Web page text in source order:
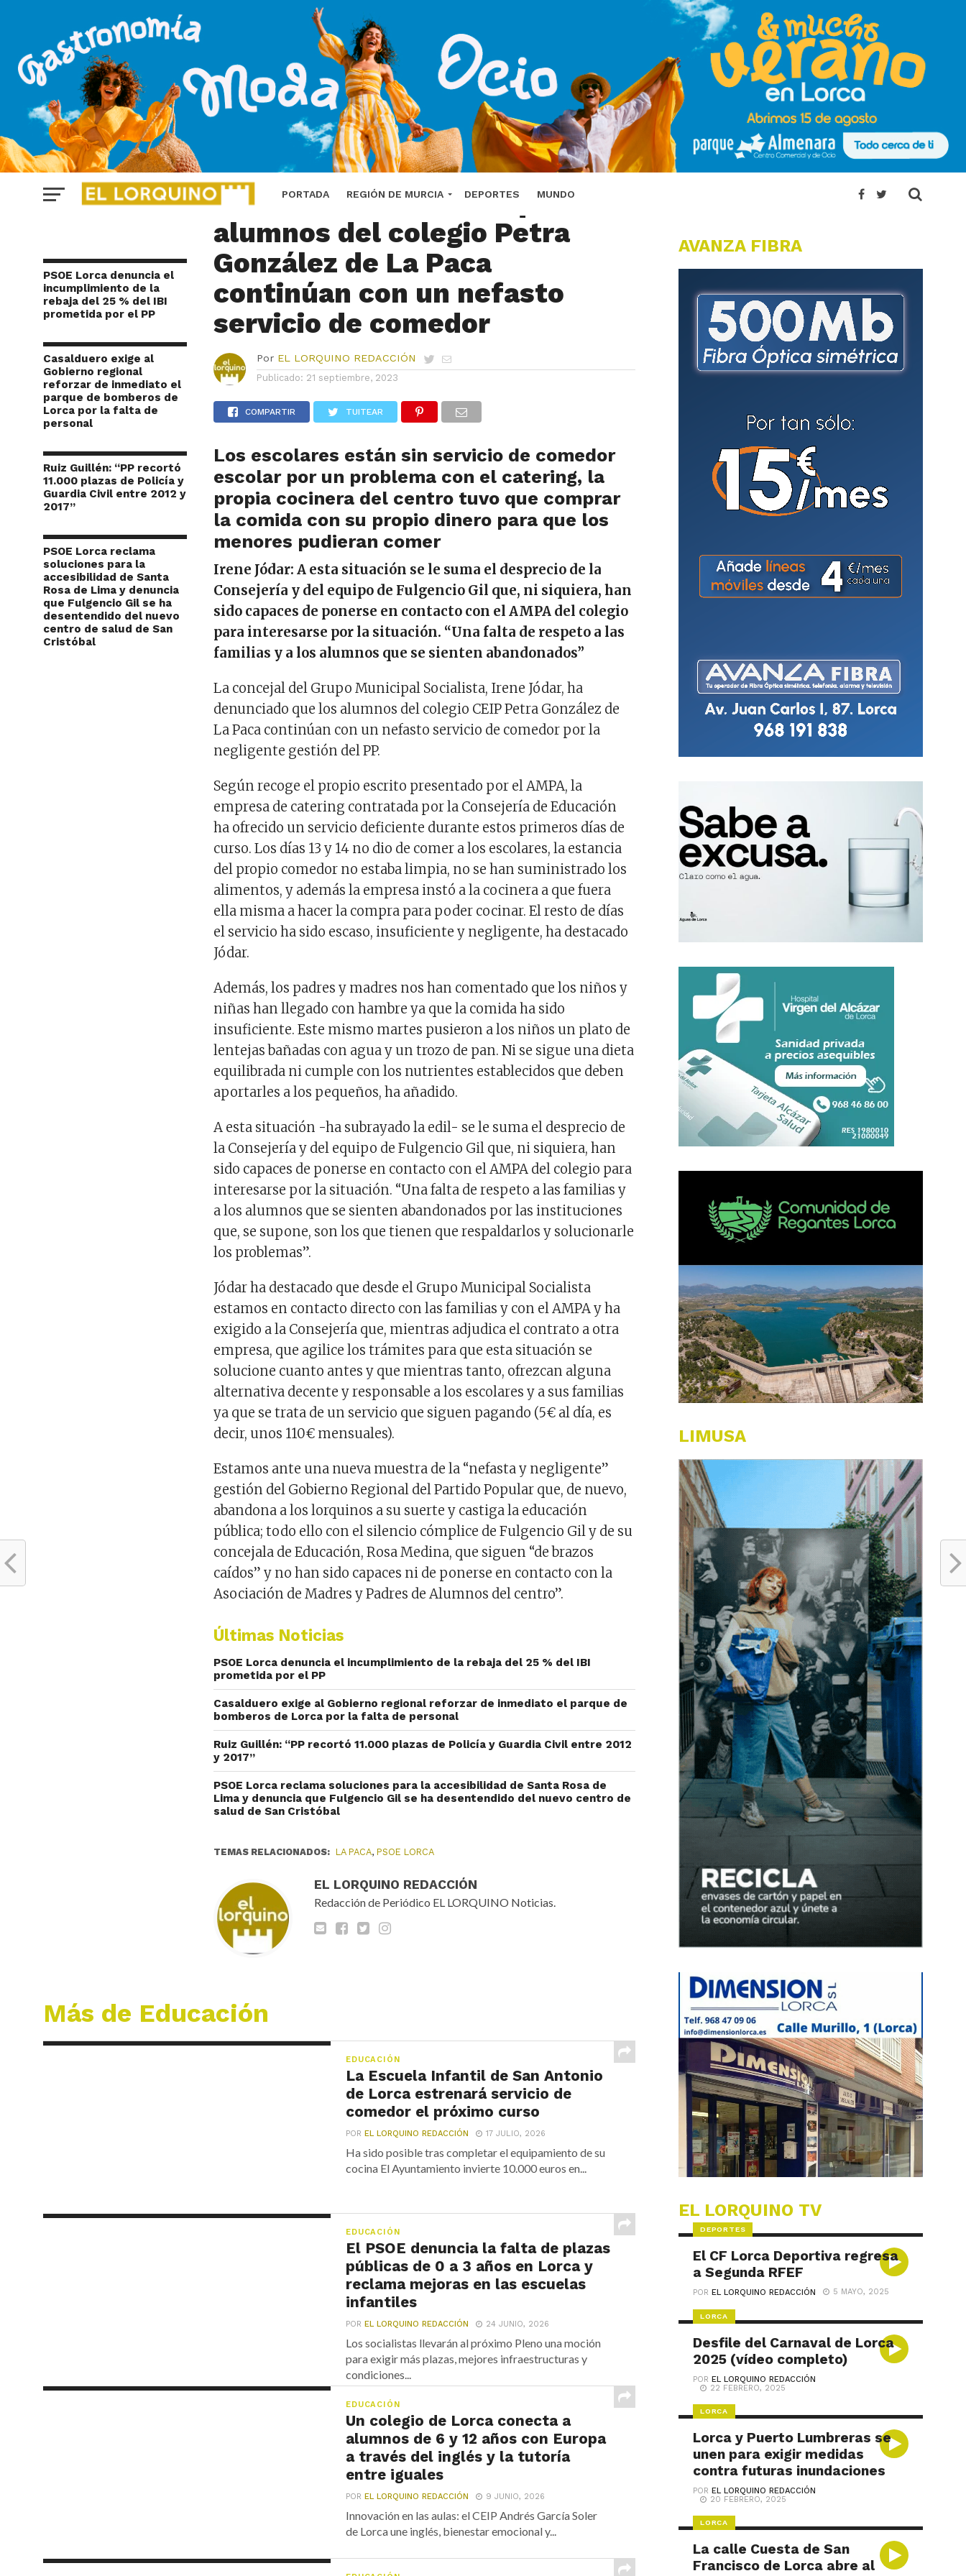
PORTADA REGIÓN DE MURCIA DEPORTES MUNDO
PSOE Lorca denuncia el
incumplimiento de la
rebaja del 25 % del IBI
prometida por el PP
Casalduero exige al
Gobierno regional
reforzar de inmediato el
parque de bomberos de
Lorca por la falta de
personal
Ruiz Guillén: “PP recortó
11.000 plazas de Policía y
Guardia Civil entre 2012 y
2017”
PSOE Lorca reclama
soluciones para la
accesibilidad de Santa
Rosa de Lima y denuncia
que Fulgencio Gil se ha
desentendido del nuevo
centro de salud de San
Cristóbal
EDUCACIÓN
PSOE Lorca denuncia que
alumnos del colegio Petra
González de La Paca
continúan con un nefasto
servicio de comedor
Por EL LORQUINO REDACCIÓN
Publicado: 21 septiembre, 2023
COMPARTIR TUITEAR
Los escolares están sin servicio de comedor
escolar por un problema con el catering, la
propia cocinera del centro tuvo que comprar
la comida con su propio dinero para que los
menores pudieran comer
Irene Jódar: A esta situación se le suma el desprecio de la
Consejería y del equipo de Fulgencio Gil que, ni siquiera, han
sido capaces de ponerse en contacto con el AMPA del colegio
para interesarse por la situación. “Una falta de respeto a las
familias y a los alumnos que se sienten abandonados”
La concejal del Grupo Municipal Socialista, Irene Jódar, ha
denunciado que los alumnos del colegio CEIP Petra González de
La Paca continúan con un nefasto servicio de comedor por la
negligente gestión del PP.
Según recoge el propio escrito presentado por el AMPA, la
empresa de catering contratada por la Consejería de Educación
ha ofrecido un servicio deficiente durante estos primeros días de
curso. Los días 13 y 14 no dio de comer a los escolares, la estancia
del propio comedor no estaba limpia, no se han suministrado los
alimentos, y además la empresa instó a la cocinera a que fuera
ella misma a hacer la compra para poder cocinar. El resto de días
el servicio ha sido escaso, insuficiente y negligente, ha destacado
Jódar.
Además, los padres y madres nos han comentado que los niños y
niñas han llegado con hambre ya que la comida ha sido
insuficiente. Este mismo martes pusieron a los niños un plato de
lentejas bañadas con agua y un trozo de pan. Ni se sigue una dieta
equilibrada ni cumple con los nutrientes establecidos que deben
aportarles a los pequeños, ha añadido.
A esta situación -ha subrayado la edil- se le suma el desprecio de
la Consejería y del equipo de Fulgencio Gil que, ni siquiera, han
sido capaces de ponerse en contacto con el AMPA del colegio para
interesarse por la situación. “Una falta de respeto a las familias y
a los alumnos que se sienten abandonados por las instituciones
que, se supone, son los que tienen que respaldarlos y solucionarle
los problemas”.
Jódar ha destacado que desde el Grupo Municipal Socialista
estamos en contacto directo con las familias y con el AMPA y ha
exigido a la Consejería que, mientras adjudica el contrato a otra
empresa, que agilice los trámites para que esta situación se
solucione cuanto antes y que mientras tanto, ofrezcan alguna
alternativa decente y responsable a los escolares y a sus familias
ya que se trata de un servicio que siguen pagando (5€ al día, es
decir, unos 110€ mensuales).
Estamos ante una nueva muestra de la “nefasta y negligente”
gestión del Gobierno Regional del Partido Popular que, de nuevo,
abandona a los lorquinos a su suerte y castiga la educación
pública; todo ello con el silencio cómplice de Fulgencio Gil y de su
concejala de Educación, Rosa Medina, que siguen “de brazos
caídos” y no han sido capaces ni de ponerse en contacto con la
Asociación de Madres y Padres de Alumnos del centro”.
Últimas Noticias
PSOE Lorca denuncia el incumplimiento de la rebaja del 25 % del IBI
prometida por el PP
Casalduero exige al Gobierno regional reforzar de inmediato el parque de
bomberos de Lorca por la falta de personal
Ruiz Guillén: “PP recortó 11.000 plazas de Policía y Guardia Civil entre 2012
y 2017”
PSOE Lorca reclama soluciones para la accesibilidad de Santa Rosa de
Lima y denuncia que Fulgencio Gil se ha desentendido del nuevo centro de
salud de San Cristóbal
TEMAS RELACIONADOS: LA PACA,PSOE LORCA
EL LORQUINO REDACCIÓN
Redacción de Periódico EL LORQUINO Noticias.
Más de Educación
EDUCACIÓN
La Escuela Infantil de San Antonio
de Lorca estrenará servicio de
comedor el próximo curso
POREL LORQUINO REDACCIÓN 17 JULIO, 2026
Ha sido posible tras completar el equipamiento de su
cocina El Ayuntamiento invierte 10.000 euros en...
EDUCACIÓN
El PSOE denuncia la falta de plazas
públicas de 0 a 3 años en Lorca y
reclama mejoras en las escuelas
infantiles
POREL LORQUINO REDACCIÓN 24 JUNIO, 2026
Los socialistas llevarán al próximo Pleno una moción
para exigir más plazas, mejores infraestructuras y
condiciones...
EDUCACIÓN
Un colegio de Lorca conecta a
alumnos de 6 y 12 años con Europa
a través del inglés y la tutoría
entre iguales
POREL LORQUINO REDACCIÓN 9 JUNIO, 2026
Innovación en las aulas: el CEIP Andrés García Soler
de Lorca une inglés, bienestar emocional y...
AVANZA FIBRA
LIMUSA
EL LORQUINO TV
DEPORTES
El CF Lorca Deportiva regresa
a Segunda RFEF
POREL LORQUINO REDACCIÓN 5 MAYO, 2025
LORCA
Desfile del Carnaval de Lorca
2025 (vídeo completo)
POREL LORQUINO REDACCIÓN
22 FEBRERO, 2025
LORCA
Lorca y Puerto Lumbreras se
unen para exigir medidas
contra futuras inundaciones
POREL LORQUINO REDACCIÓN
20 FEBRERO, 2025
LORCA
La calle Cuesta de San
Francisco de Lorca abre al